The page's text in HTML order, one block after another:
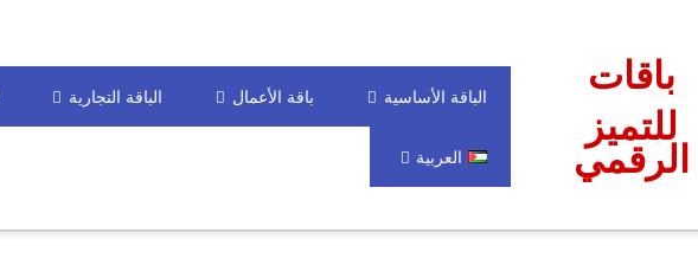
باقات
للتميز
الرقمي
الباقة الأساسية باقة الأعمال الباقة التجارية
العربية